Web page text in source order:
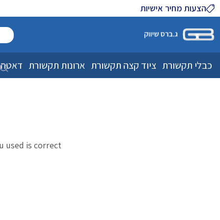
הצעות מחיר אישיות
כבלי תקשורת ציוד קצה תקשורת ארונות תקשורת
used is correct.